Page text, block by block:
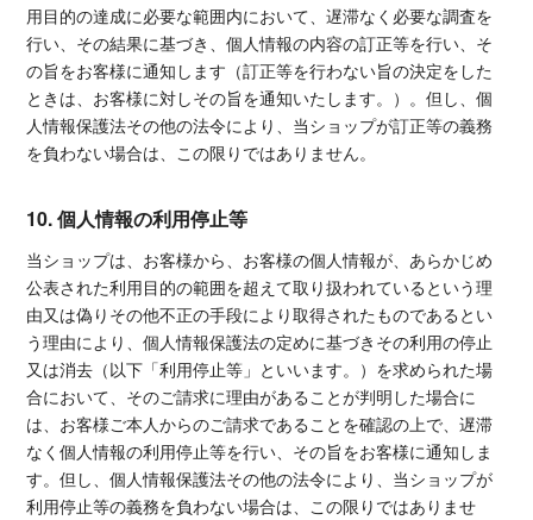
用目的の達成に必要な範囲内において、遅滞なく必要な調査を
行い、その結果に基づき、個人情報の内容の訂正等を行い、そ
の旨をお客様に通知します（訂正等を行わない旨の決定をした
ときは、お客様に対しその旨を通知いたします。）。但し、個
人情報保護法その他の法令により、当ショップが訂正等の義務
を負わない場合は、この限りではありません。
10. 個人情報の利用停止等
当ショップは、お客様から、お客様の個人情報が、あらかじめ
公表された利用目的の範囲を超えて取り扱われているという理
由又は偽りその他不正の手段により取得されたものであるとい
う理由により、個人情報保護法の定めに基づきその利用の停止
又は消去（以下「利用停止等」といいます。）を求められた場
合において、そのご請求に理由があることが判明した場合に
は、お客様ご本人からのご請求であることを確認の上で、遅滞
なく個人情報の利用停止等を行い、その旨をお客様に通知しま
す。但し、個人情報保護法その他の法令により、当ショップが
利用停止等の義務を負わない場合は、この限りではありませ